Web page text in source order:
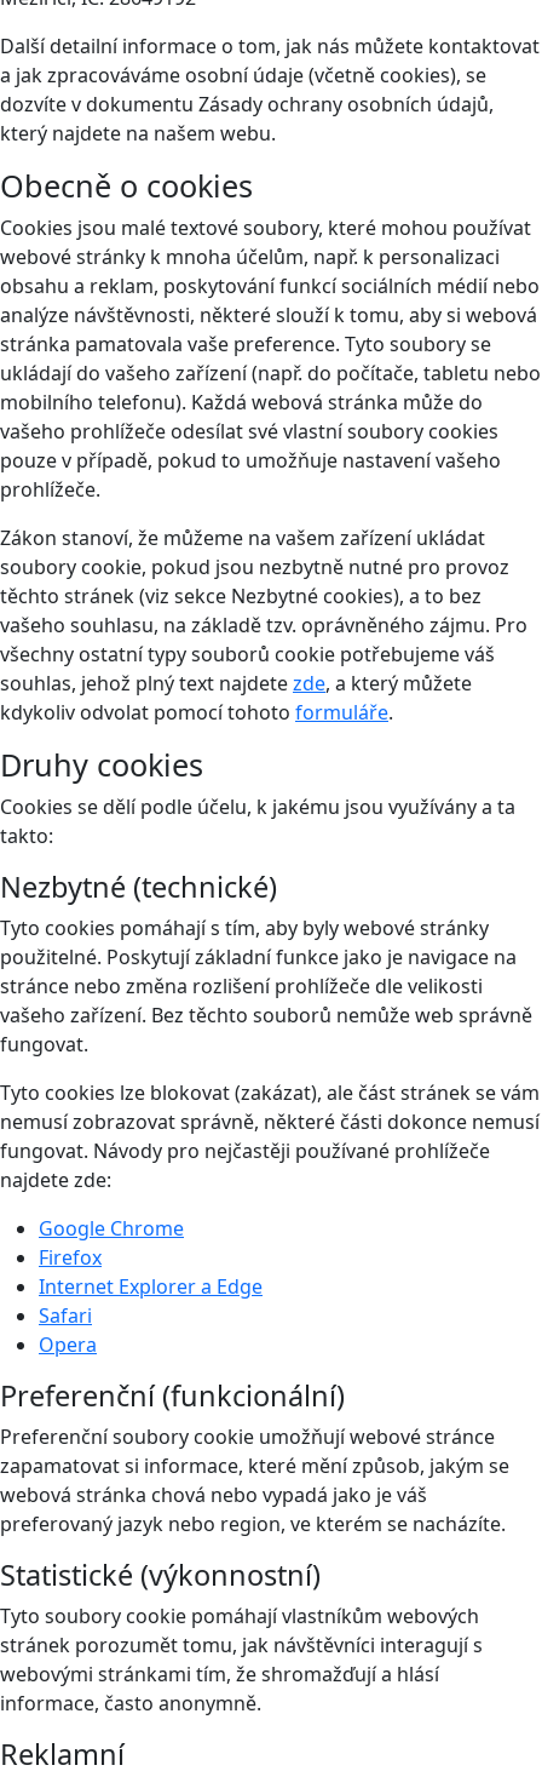
Další detailní informace o tom, jak nás můžete kontaktovat
a jak zpracováváme osobní údaje (včetně cookies), se
dozvíte v dokumentu Zásady ochrany osobních údajů,
který najdete na našem webu.
Obecně o cookies
Cookies jsou malé textové soubory, které mohou používat
webové stránky k mnoha účelům, např. k personalizaci
obsahu a reklam, poskytování funkcí sociálních médií nebo
analýze návštěvnosti, některé slouží k tomu, aby si webová
stránka pamatovala vaše preference. Tyto soubory se
ukládají do vašeho zařízení (např. do počítače, tabletu nebo
mobilního telefonu). Každá webová stránka může do
vašeho prohlížeče odesílat své vlastní soubory cookies
pouze v případě, pokud to umožňuje nastavení vašeho
prohlížeče.
Zákon stanoví, že můžeme na vašem zařízení ukládat
soubory cookie, pokud jsou nezbytně nutné pro provoz
těchto stránek (viz sekce Nezbytné cookies), a to bez
vašeho souhlasu, na základě tzv. oprávněného zájmu. Pro
všechny ostatní typy souborů cookie potřebujeme váš
souhlas, jehož plný text najdetezde, a který můžete
kdykoliv odvolat pomocí tohoto formuláře.
Druhy cookies
Cookies se dělí podle účelu, k jakému jsou využívány a ta
takto:
Nezbytné (technické)
Tyto cookies pomáhají s tím, aby byly webové stránky
použitelné. Poskytují základní funkce jako je navigace na
stránce nebo změna rozlišení prohlížeče dle velikosti
vašeho zařízení. Bez těchto souborů nemůže web správně
fungovat.
Tyto cookies lze blokovat (zakázat), ale část stránek se vám
nemusí zobrazovat správně, některé části dokonce nemusí
fungovat. Návody pro nejčastěji používané prohlížeče
najdete zde:
Google Chrome
Firefox
Internet Explorer a Edge
Safari
Opera
Preferenční (funkcionální)
Preferenční soubory cookie umožňují webové stránce
zapamatovat si informace, které mění způsob, jakým se
webová stránka chová nebo vypadá jako je váš
preferovaný jazyk nebo region, ve kterém se nacházíte.
Statistické (výkonnostní)
Tyto soubory cookie pomáhají vlastníkům webových
stránek porozumět tomu, jak návštěvníci interagují s
webovými stránkami tím, že shromažďují a hlásí
informace, často anonymně.
Reklamní